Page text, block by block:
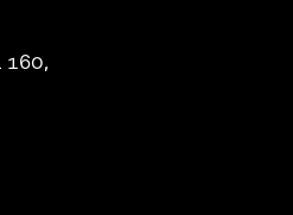
160,